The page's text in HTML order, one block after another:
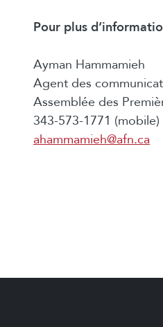
Pour plus
Ayman Hammamieh
Agent des
Assemblée des
343-573-1771 (mobile)
ahammamieh@afn.ca